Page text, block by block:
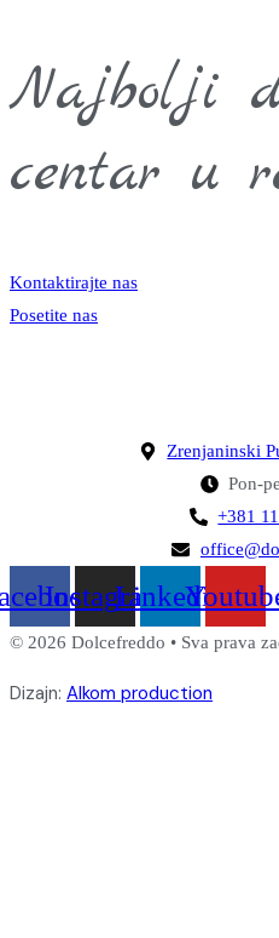
Najbolji
centar u
Kontaktirajte nas
Posetite nas
Zrenjaninski
Pon-
+381
InstagramLinkedin
© 2026 Dolcefreddo • Sva prava
Dizajn: Alkom production